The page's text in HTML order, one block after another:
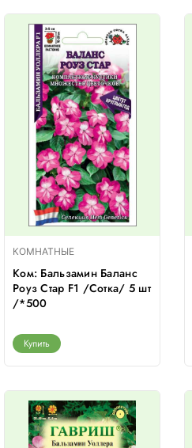
КОМНАТНЫЕ
Ком: Бальзамин Баланс
Роуз Стар F1 /Сотка/ 5 шт
/*500
Купить